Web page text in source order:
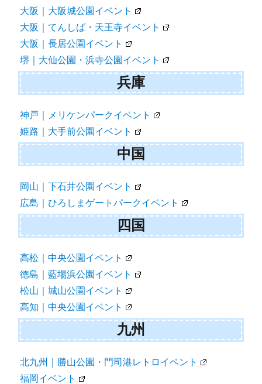
大阪｜大阪城公園イベント
大阪｜てんしば・天王寺イベント
大阪｜長居公園イベント
堺｜大仙公園・浜寺公園イベント
兵庫
神戸｜メリケンパークイベント
姫路｜大手前公園イベント
中国
岡山｜下石井公園イベント
広島｜ひろしまゲートパークイベント
四国
高松｜中央公園イベント
徳島｜藍場浜公園イベント
松山｜城山公園イベント
高知｜中央公園イベント
九州
北九州｜勝山公園・門司港レトロイベント
福岡イベント